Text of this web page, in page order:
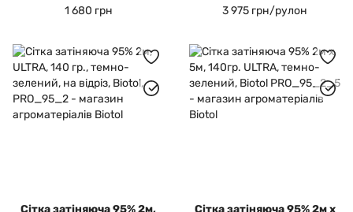
140 гр., Biotol
1 680 грн
3 975 грн/рулон
Сітка затіняюча 95% 2м,
Сітка затіняюча 95% 2м х